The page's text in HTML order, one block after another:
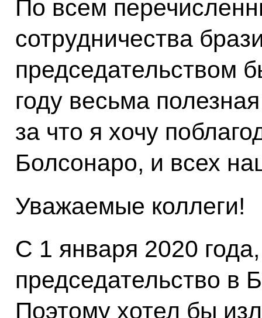
По всем
сотрудничества
председательством
году весьма
за что я хочу
Болсонаро, и всех
Уважаемые коллеги!
С 1 января 2020
председательство в
Поэтому хотел бы